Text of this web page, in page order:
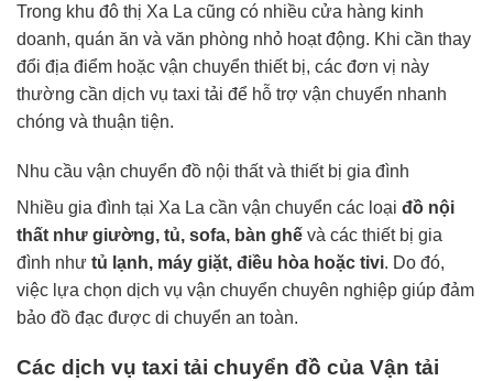
Trong khu đô thị Xa La cũng có nhiều cửa hàng kinh
doanh, quán ăn và văn phòng nhỏ hoạt động. Khi cần thay
đổi địa điểm hoặc vận chuyển thiết bị, các đơn vị này
thường cần dịch vụ taxi tải để hỗ trợ vận chuyển nhanh
chóng và thuận tiện.
Nhu cầu vận chuyển đồ nội thất và thiết bị gia đình
Nhiều gia đình tại Xa La cần vận chuyển các loại đồ nội
thất như giường, tủ, sofa, bàn ghế và các thiết bị gia
đình như tủ lạnh, máy giặt, điều hòa hoặc tivi. Do đó,
việc lựa chọn dịch vụ vận chuyển chuyên nghiệp giúp đảm
bảo đồ đạc được di chuyển an toàn.
Các dịch vụ taxi tải chuyển đồ của Vận tải